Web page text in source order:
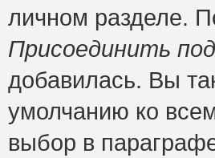
личном разделе.
Присоединить
добавилась. Вы
умолчанию ко
выбор в